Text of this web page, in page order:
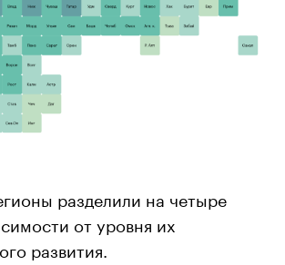
разделили на четыре
от уровня их
развития.